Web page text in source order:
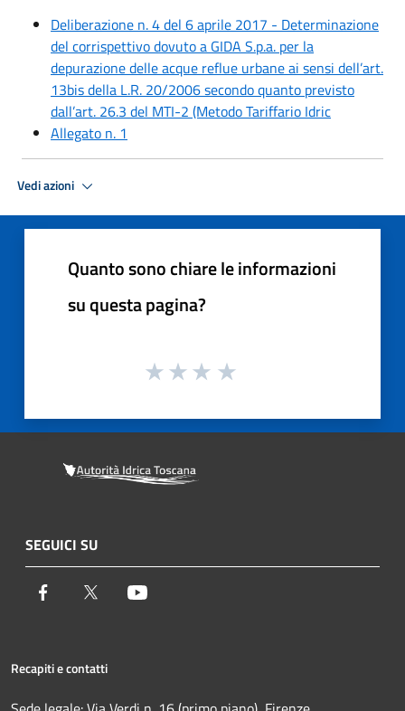
Deliberazione n. 4 del 6 aprile 2017 - Determinazione
del corrispettivo dovuto a GIDA S.p.a. per la
depurazione delle acque reflue urbane ai sensi dell’art.
13bis della L.R. 20/2006 secondo quanto previsto
dall’art. 26.3 del MTI-2 (Metodo Tariffario Idric
Allegato n. 1
Vedi azioni
Quanto sono chiare le informazioni
su questa pagina?
SEGUICI SU
Facebook Twitter
Recapiti e contatti